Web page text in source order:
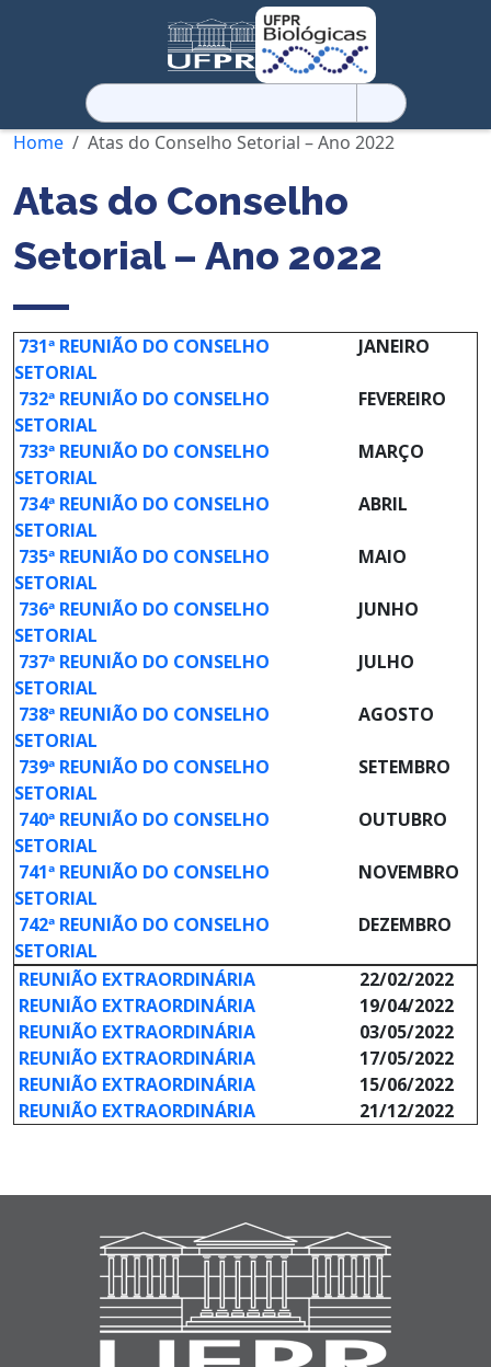
Pesquisar
por:
Home
Atas do Conselho Setorial – Ano 2022
Atas do Conselho
Setorial – Ano 2022
731ª REUNIÃO DO CONSELHO
SETORIAL
JANEIRO
732ª REUNIÃO DO CONSELHO
SETORIAL
FEVEREIRO
733ª REUNIÃO DO CONSELHO
SETORIAL
MARÇO
734ª REUNIÃO DO CONSELHO
SETORIAL
ABRIL
735ª REUNIÃO DO CONSELHO
SETORIAL
MAIO
736ª REUNIÃO DO CONSELHO
SETORIAL
JUNHO
737ª REUNIÃO DO CONSELHO
SETORIAL
JULHO
738ª REUNIÃO DO CONSELHO
SETORIAL
AGOSTO
739ª REUNIÃO DO CONSELHO
SETORIAL
SETEMBRO
740ª REUNIÃO DO CONSELHO
SETORIAL
OUTUBRO
741ª REUNIÃO DO CONSELHO
SETORIAL
NOVEMBRO
742ª REUNIÃO DO CONSELHO
SETORIAL
DEZEMBRO
REUNIÃO EXTRAORDINÁRIA
22/02/2022
REUNIÃO EXTRAORDINÁRIA
19/04/2022
REUNIÃO EXTRAORDINÁRIA
03/05/2022
REUNIÃO EXTRAORDINÁRIA
17/05/2022
REUNIÃO EXTRAORDINÁRIA
15/06/2022
REUNIÃO EXTRAORDINÁRIA
21/12/2022